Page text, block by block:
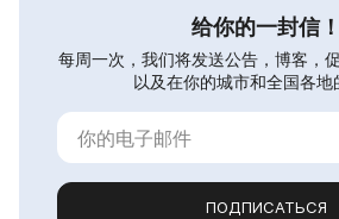
给你的一封信！
每周一次，我们将发送公告，博客，
以及在你的城市和全国各地
ПОДПИСАТЬСЯ